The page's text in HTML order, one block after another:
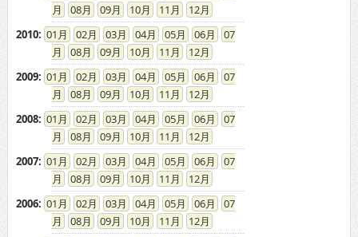
08
09 10 11
12
2010: 01 02 03 04 05 06
07
08
09 10 11
12
2009: 01 02 03 04 05 06
07
08
09 10 11
12
2008: 01 02 03 04 05 06
07
08
09 10 11
12
2007: 01 02 03 04 05 06
07
08
09 10 11
12
2006: 01 02 03 04 05 06
07
08
09 10 11
12